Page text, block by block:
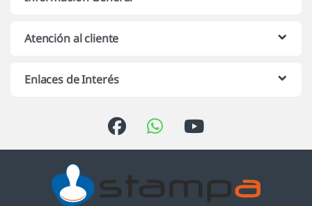
Atención al cliente
Enlaces de Interés